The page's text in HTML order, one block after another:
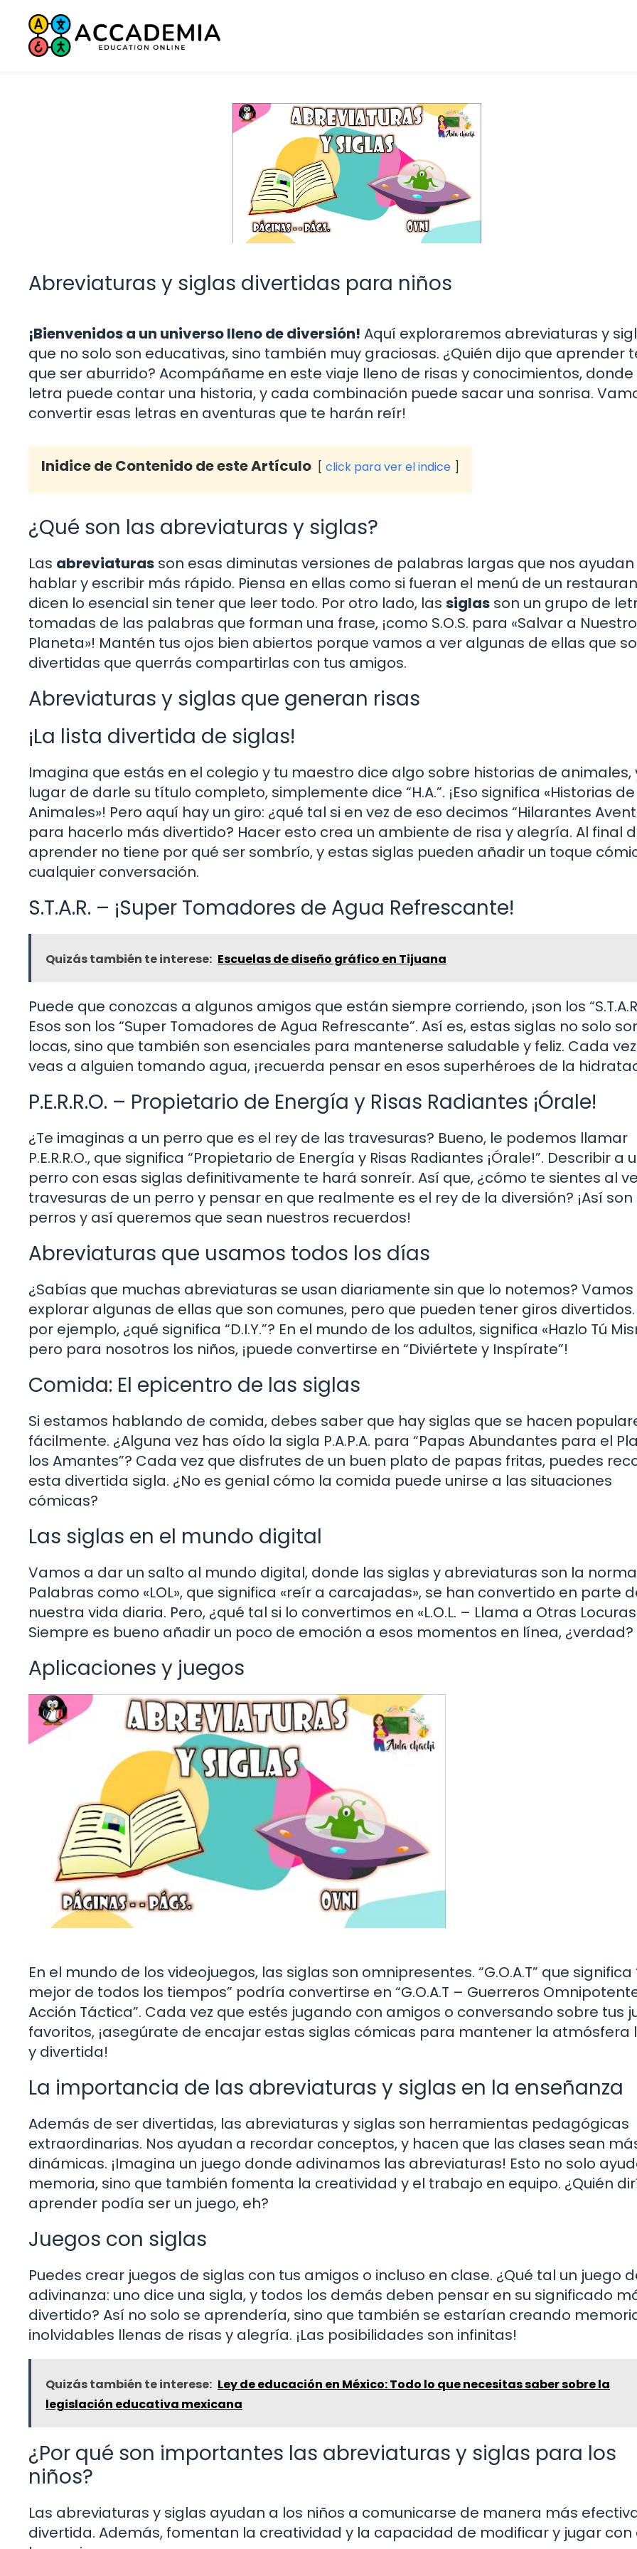
Saltar
contenido
Abreviaturas y siglas divertidas para niños
¡Bienvenidos a un universo lleno de diversión! Aquí exploraremos abreviaturas y
que no solo son educativas, sino también muy graciosas. ¿Quién dijo que aprender
que ser aburrido? Acompáñame en este viaje lleno de risas y conocimientos,
letra puede contar una historia, y cada combinación puede sacar una sonrisa.
convertir esas letras en aventuras que te harán reír!
Inidice de Contenido de este Artículo click para ver el indice
¿Qué son las abreviaturas y siglas?
Las abreviaturas son esas diminutas versiones de palabras largas que nos
hablar y escribir más rápido. Piensa en ellas como si fueran el menú de un
dicen lo esencial sin tener que leer todo. Por otro lado, las siglas son un grupo de
tomadas de las palabras que forman una frase, ¡como S.O.S. para «Salvar a Nuestro
Planeta»! Mantén tus ojos bien abiertos porque vamos a ver algunas de ellas que
divertidas que querrás compartirlas con tus amigos.
Abreviaturas y siglas que generan risas
¡La lista divertida de siglas!
Imagina que estás en el colegio y tu maestro dice algo sobre historias de animales,
lugar de darle su título completo, simplemente dice “H.A.”. ¡Eso significa «Historias de
Animales»! Pero aquí hay un giro: ¿qué tal si en vez de eso decimos “Hilarantes
para hacerlo más divertido? Hacer esto crea un ambiente de risa y alegría. Al final
aprender no tiene por qué ser sombrío, y estas siglas pueden añadir un toque
cualquier conversación.
S.T.A.R. – ¡Super Tomadores de Agua Refrescante!
Quizás también te interese: Escuelas de diseño gráfico en Tijuana
Puede que conozcas a algunos amigos que están siempre corriendo, ¡son los
Esos son los “Super Tomadores de Agua Refrescante”. Así es, estas siglas no solo
locas, sino que también son esenciales para mantenerse saludable y feliz. Cada
veas a alguien tomando agua, ¡recuerda pensar en esos superhéroes de la
P.E.R.R.O. – Propietario de Energía y Risas Radiantes ¡Órale!
¿Te imaginas a un perro que es el rey de las travesuras? Bueno, le podemos llamar
P.E.R.R.O., que significa “Propietario de Energía y Risas Radiantes ¡Órale!”. Describir a
perro con esas siglas definitivamente te hará sonreír. Así que, ¿cómo te sientes al
travesuras de un perro y pensar en que realmente es el rey de la diversión? ¡Así son
perros y así queremos que sean nuestros recuerdos!
Abreviaturas que usamos todos los días
¿Sabías que muchas abreviaturas se usan diariamente sin que lo notemos? Vamos
explorar algunas de ellas que son comunes, pero que pueden tener giros
por ejemplo, ¿qué significa “D.I.Y.”? En el mundo de los adultos, significa «Hazlo Tú
pero para nosotros los niños, ¡puede convertirse en “Diviértete y Inspírate”!
Comida: El epicentro de las siglas
Si estamos hablando de comida, debes saber que hay siglas que se hacen
fácilmente. ¿Alguna vez has oído la sigla P.A.P.A. para “Papas Abundantes para el
los Amantes”? Cada vez que disfrutes de un buen plato de papas fritas, puedes
esta divertida sigla. ¿No es genial cómo la comida puede unirse a las situaciones
cómicas?
Las siglas en el mundo digital
Vamos a dar un salto al mundo digital, donde las siglas y abreviaturas son la
Palabras como «LOL», que significa «reír a carcajadas», se han convertido en parte
nuestra vida diaria. Pero, ¿qué tal si lo convertimos en «L.O.L. – Llama a Otras
Siempre es bueno añadir un poco de emoción a esos momentos en línea, ¿verdad?
Aplicaciones y juegos
En el mundo de los videojuegos, las siglas son omnipresentes. “G.O.A.T” que significa
mejor de todos los tiempos” podría convertirse en “G.O.A.T – Guerreros
Acción Táctica”. Cada vez que estés jugando con amigos o conversando sobre tus
favoritos, ¡asegúrate de encajar estas siglas cómicas para mantener la atmósfera
y divertida!
La importancia de las abreviaturas y siglas en la enseñanza
Además de ser divertidas, las abreviaturas y siglas son herramientas pedagógicas
extraordinarias. Nos ayudan a recordar conceptos, y hacen que las clases sean
dinámicas. ¡Imagina un juego donde adivinamos las abreviaturas! Esto no solo
memoria, sino que también fomenta la creatividad y el trabajo en equipo. ¿Quién
aprender podía ser un juego, eh?
Juegos con siglas
Puedes crear juegos de siglas con tus amigos o incluso en clase. ¿Qué tal un juego
adivinanza: uno dice una sigla, y todos los demás deben pensar en su significado
divertido? Así no solo se aprendería, sino que también se estarían creando
inolvidables llenas de risas y alegría. ¡Las posibilidades son infinitas!
Quizás también te interese: Ley de educación en México: Todo lo que necesitas saber sobre la
legislación educativa mexicana
¿Por qué son importantes las abreviaturas y siglas para los
niños?
Las abreviaturas y siglas ayudan a los niños a comunicarse de manera más
divertida. Además, fomentan la creatividad y la capacidad de modificar y jugar con